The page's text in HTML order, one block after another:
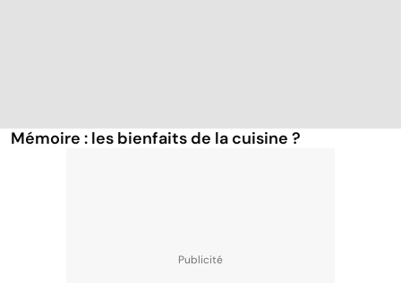
Mémoire : les bienfaits de la cuisine ?